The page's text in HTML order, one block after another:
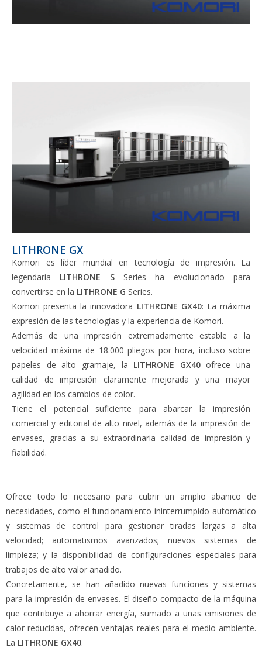
LITHRONE GX
Komori es líder mundial en tecnología de impresión. La
legendaria LITHRONE SSeries ha evolucionado para
convertirse en la LITHRONE G Series.
Komori presenta la innovadora LITHRONE GX40: La máxima
expresión de las tecnologías y la experiencia de Komori.
Además de una impresión extremadamente estable a la
velocidad máxima de 18.000 pliegos por hora, incluso sobre
papeles de alto gramaje, la LITHRONE GX40ofrece una
calidad de impresión claramente mejorada y una mayor
agilidad en los cambios de color.
Tiene el potencial suficiente para abarcar la impresión
comercial y editorial de alto nivel, además de la impresión de
envases, gracias a su extraordinaria calidad de impresión y
fiabilidad.
Ofrece todo lo necesario para cubrir un amplio abanico de
necesidades, como el funcionamiento ininterrumpido automático
y sistemas de control para gestionar tiradas largas a alta
velocidad; automatismos avanzados; nuevos sistemas de
limpieza; y la disponibilidad de configuraciones especiales para
trabajos de alto valor añadido.
Concretamente, se han añadido nuevas funciones y sistemas
para la impresión de envases. El diseño compacto de la máquina
que contribuye a ahorrar energía, sumado a unas emisiones de
calor reducidas, ofrecen ventajas reales para el medio ambiente.
La LITHRONE GX40.